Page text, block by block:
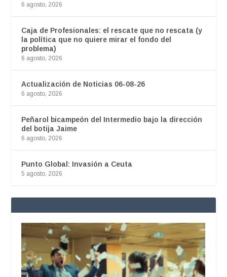
6 agosto, 2026
Caja de Profesionales: el rescate que no rescata (y
la política que no quiere mirar el fondo del
problema)
6 agosto, 2026
Actualización de Noticias 06-08-26
6 agosto, 2026
Peñarol bicampeón del Intermedio bajo la dirección
del botija Jaime
6 agosto, 2026
Punto Global: Invasión a Ceuta
5 agosto, 2026